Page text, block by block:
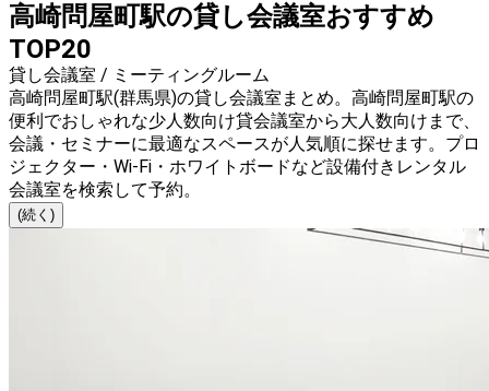
高崎問屋町駅の貸し会議室おすすめ
TOP20
貸し会議室 / ミーティングルーム
高崎問屋町駅(群馬県)の貸し会議室まとめ。高崎問屋町駅の
便利でおしゃれな少人数向け貸会議室から大人数向けまで、
会議・セミナーに最適なスペースが人気順に探せます。プロ
ジェクター・Wi-Fi・ホワイトボードなど設備付きレンタル
会議室を検索して予約。
(続く)